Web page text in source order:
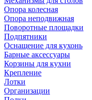
Опора колесная
Опора неподвижная
Поворотные площадки
Подпятники
Оснащение для кухонь
Барные аксессуары
Корзины для кухни
Крепление
Лотки
Организации